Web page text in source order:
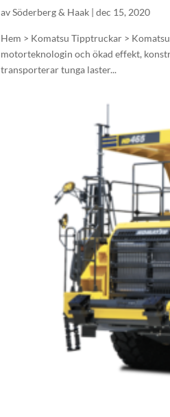
avSöderberg & Haak |dec 15, 2020
Hem > Komatsu Tipptruckar >
motorteknologin och ökad effekt,
transporterar tunga laster...